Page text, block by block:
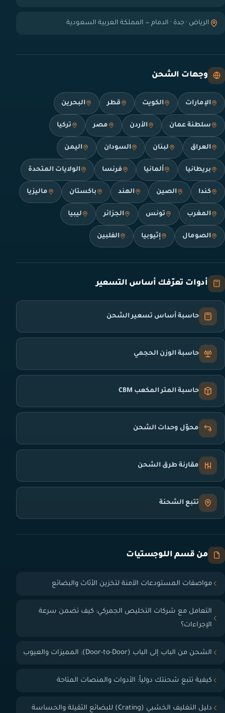
الرياض · جدة · الدمام — المملكة العربية السعودية
وجهات الشحن
الإمارات الكويت قطر البحرين
سلطنة عمان الأردن مصر تركيا
العراق لبنان السودان اليمن
بريطانيا ألمانيا فرنسا الولايات المتحدة
كندا الصين الهند باكستان ماليزيا
المغرب تونس الجزائر ليبيا
الصومال إثيوبيا الفلبين
أدوات تعرّفك أساس التسعير
حاسبة أساس تسعير الشحن
حاسبة الوزن الحجمي
حاسبة المتر المكعب CBM
محوّل وحدات الشحن
مقارنة طرق الشحن
تتبع الشحنة
من قسم اللوجستيات
مواصفات المستودعات الآمنة لتخزين الأثاث والبضائع
التعامل مع شركات التخليص الجمركي: كيف تضمن سرعة
الإجراءات؟
الشحن من الباب إلى الباب (Door-to-Door): المميزات والعيوب
كيفية تتبع شحنتك دولياً: الأدوات والمنصات المتاحة
دليل التغليف الخشبي (Crating) للبضائع الثقيلة والحساسة